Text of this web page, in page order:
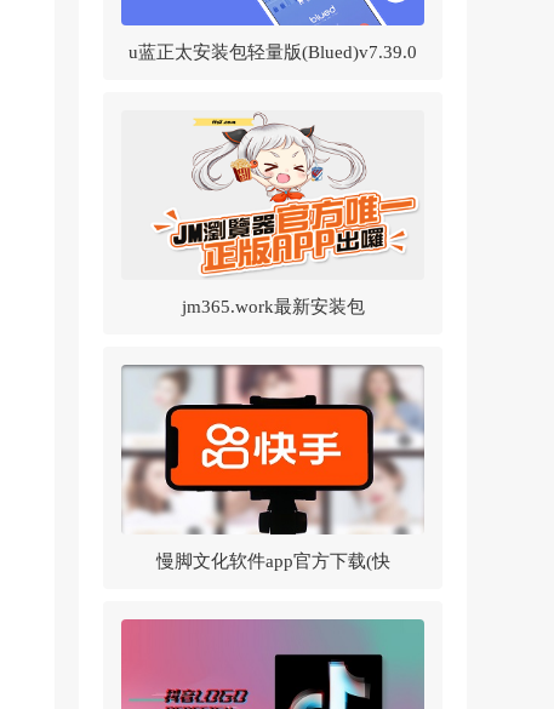
u蓝正太安装包轻量版(Blued)v7.39.0
jm365.work最新安装包
v1.8.2(JMComic2)v1.8.2 官方正版
慢脚文化软件app官方下载(快
手)v14.0.30.46307 官方版